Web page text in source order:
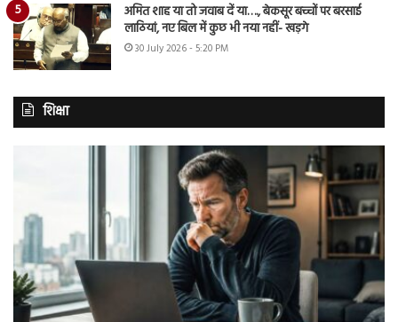
अमित शाह या तो जवाब दें या…., बेकसूर बच्चों पर बरसाई
लाठियां, नए बिल में कुछ भी नया नहीं- खड़गे
30 July 2026 - 5:20 PM
शिक्षा